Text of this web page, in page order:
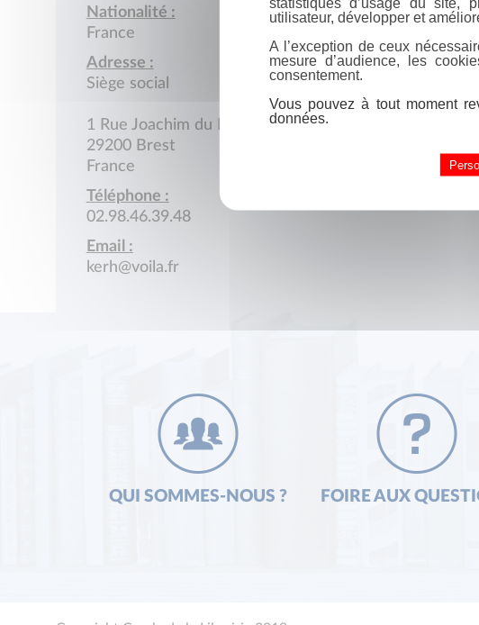
Nationalité :
France
Adresse :
Siège social
1 Rue Joachim du Bellay
29200 Brest
France
Téléphone :
02.98.46.39.48
Email :
kerh@voila.fr
QUI SOMMES-NOUS ? FOIRE AUX
utilisateur, développer et
A l’exception de ceux
mesure d’audience, les
consentement.
Vous pouvez à tout moment
données.